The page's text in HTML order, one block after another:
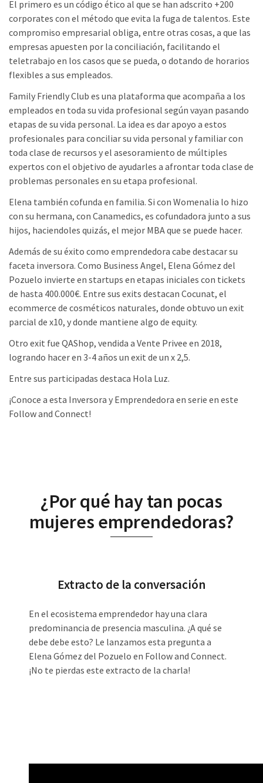
El primero es un código ético al que se han adscrito +200
corporates con el método que evita la fuga de talentos. Este
compromiso empresarial obliga, entre otras cosas, a que las
empresas apuesten por la conciliación, facilitando el
teletrabajo en los casos que se pueda, o dotando de horarios
flexibles a sus empleados.
Family Friendly Club es una plataforma que acompaña a los
empleados en toda su vida profesional según vayan pasando
etapas de su vida personal. La idea es dar apoyo a estos
profesionales para conciliar su vida personal y familiar con
toda clase de recursos y el asesoramiento de múltiples
expertos con el objetivo de ayudarles a afrontar toda clase de
problemas personales en su etapa profesional.
Elena también cofunda en familia. Si con Womenalia lo hizo
con su hermana, con Canamedics, es cofundadora junto a sus
hijos, haciendoles quizás, el mejor MBA que se puede hacer.
Además de su éxito como emprendedora cabe destacar su
faceta inversora. Como Business Angel, Elena Gómez del
Pozuelo invierte en startups en etapas iniciales con tickets
de hasta 400.000€. Entre sus exits destacan Cocunat, el
ecommerce de cosméticos naturales, donde obtuvo un exit
parcial de x10, y donde mantiene algo de equity.
Otro exit fue QAShop, vendida a Vente Privee en 2018,
logrando hacer en 3-4 años un exit de un x 2,5.
Entre sus participadas destaca Hola Luz.
¡Conoce a esta Inversora y Emprendedora en serie en este
Follow and Connect!
¿Por qué hay tan pocas
mujeres emprendedoras?
Extracto de la conversación
En el ecosistema emprendedor hay una clara
predominancia de presencia masculina. ¿A qué se
debe debe esto? Le lanzamos esta pregunta a
Elena Gómez del Pozuelo en Follow and Connect.
¡No te pierdas este extracto de la charla!